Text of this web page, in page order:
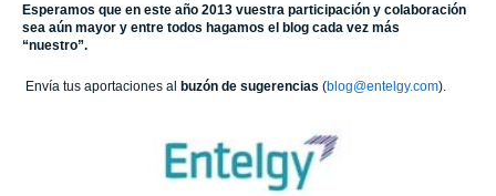
Esperamos que en este año 2013 vuestra participación y colaboración
sea aún mayor y entre todos hagamos el blog cada vez más
“nuestro”.
Envía tus aportaciones al buzón de sugerencias (blog@entelgy.com).